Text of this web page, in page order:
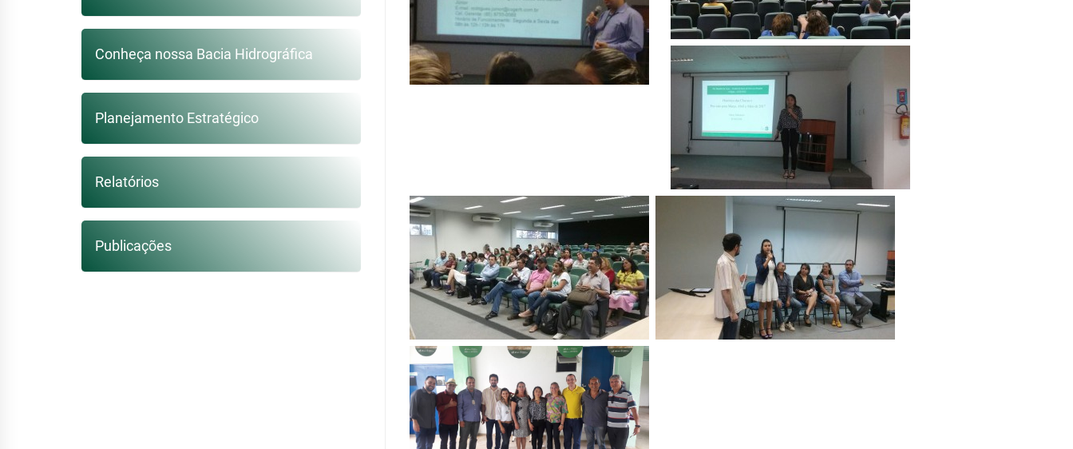
Conheça nossa Bacia Hidrográfica
Planejamento Estratégico
Relatórios
Publicações